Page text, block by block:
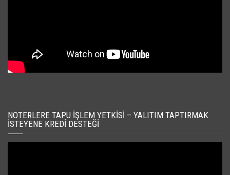
NOTERLERE TAPU İŞLEM YETKISI – YALITIM TAPTIRMAK
İSTEYENE KREDI DESTEĞI